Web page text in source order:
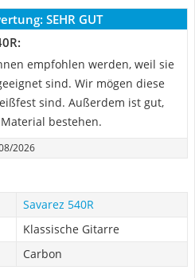
SEHR GUT
empfohlen werden, weil sie
sind. Wir mögen diese
sind. Außerdem ist gut,
bestehen.
2026
Savarez 540R
Klassische Gitarre
‎Carbon